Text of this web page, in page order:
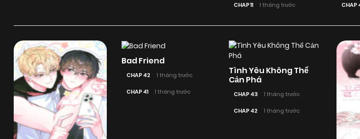
CHAP 11 1 tháng trước CHAP
Bad Friend
CHAP 42 1 tháng trước
CHAP 41 1 tháng trước
Tình Yêu Không Thể
Cản Phá
CHAP 43 1 tháng trước
CHAP 42 1 tháng trước